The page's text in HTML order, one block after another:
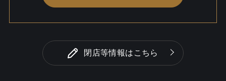
閉店等情報はこちら